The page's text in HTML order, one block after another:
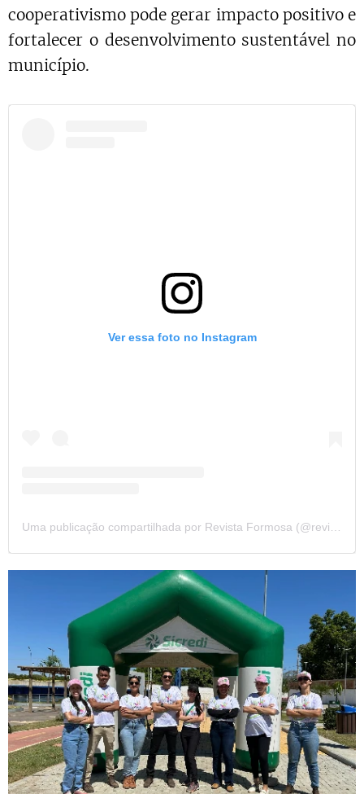
cooperativismo pode gerar impacto positivo e
fortalecer o desenvolvimento sustentável no
município.
Ver essa foto no Instagram